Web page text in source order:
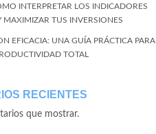
INTERPRETAR LOS INDICADORES
MAXIMIZAR TUS INVERSIONES
EFICACIA: UNA GUÍA PRÁCTICA PARA
TOTAL
RECIENTES
que mostrar.